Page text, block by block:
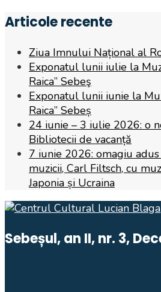
Articole recente
Ziua Imnului Național al
Exponatul lunii iulie la
Raica” Sebeş
Exponatul lunii iunie la
Raica” Sebeș
24 iunie – 3 iulie 2026: o
Bibliotecii de vacanță
7 iunie 2026: omagiu
muzicii, Carl Filtsch, cu
Japonia și Ucraina
Sebeșul, an II, nr. 3,